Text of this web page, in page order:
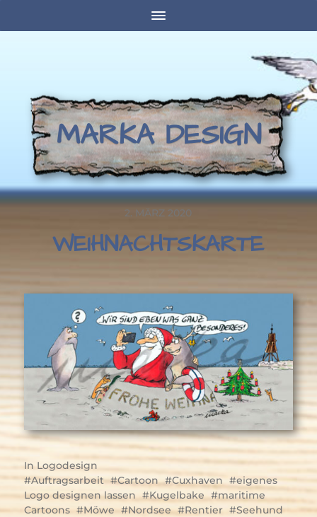
MARKA DESIGN
2. MÄRZ 2020
WEIHNACHTSKARTE
In Logodesign
Auftragsarbeit
Cartoon Cuxhaven
eigenes
Logo designen lassen
Kugelbake
maritime
Cartoons
Möwe Nordsee Rentier
Seehund